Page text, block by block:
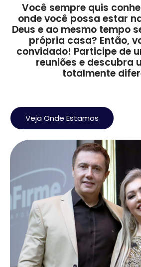
Você sempre quis
onde você possa estar
Deus e ao mesmo tempo
própria casa? Então,
convidado! Participe de
reuniões e descubra
totalmente
Veja Onde Estamos